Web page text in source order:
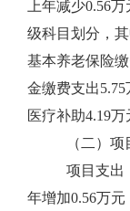
上年减少0.56
级科目划分，
基本养老保险
金缴费支出
医疗补助4.19万
（二）
项目支出
年增加0.56万